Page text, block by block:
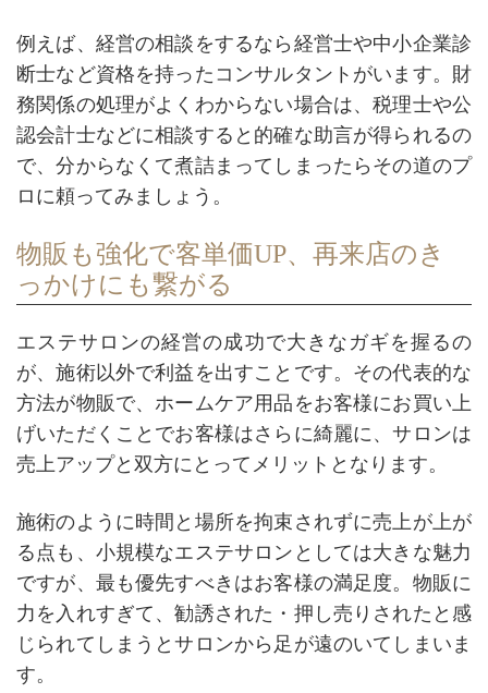
例えば、経営の相談をするなら経営士や中小企業診
断士など資格を持ったコンサルタントがいます。財
務関係の処理がよくわからない場合は、税理士や公
認会計士などに相談すると的確な助言が得られるの
で、分からなくて煮詰まってしまったらその道のプ
ロに頼ってみましょう。
物販も強化で客単価UP、再来店のき
っかけにも繋がる
エステサロンの経営の成功で大きなガギを握るの
が、施術以外で利益を出すことです。その代表的な
方法が物販で、ホームケア用品をお客様にお買い上
げいただくことでお客様はさらに綺麗に、サロンは
売上アップと双方にとってメリットとなります。
施術のように時間と場所を拘束されずに売上が上が
る点も、小規模なエステサロンとしては大きな魅力
ですが、最も優先すべきはお客様の満足度。物販に
力を入れすぎて、勧誘された・押し売りされたと感
じられてしまうとサロンから足が遠のいてしまいま
す。